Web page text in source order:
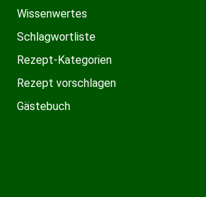
Wissenwertes
Schlagwortliste
Rezept-Kategorien
Rezept vorschlagen
Gästebuch